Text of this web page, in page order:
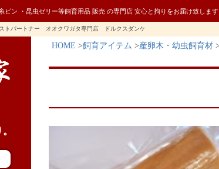
ビン ・昆虫ゼリー等飼育用品 販売 の専門店 安心と拘りをお届け致します
トパートナー オオクワガタ専門店 ドルクスダンケ
HOME 飼育アイテム 産卵木・幼虫飼育材